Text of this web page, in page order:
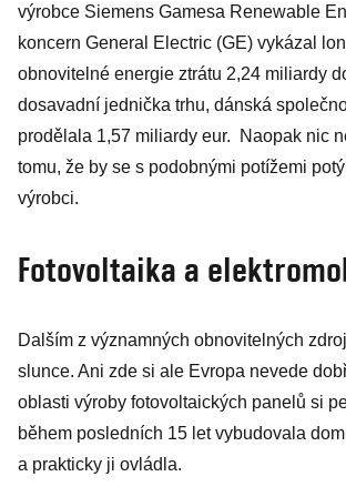
výrobce Siemens Gamesa Renewable
koncern General Electric (GE) vykázal
obnovitelné energie ztrátu 2,24 miliardy
dosavadní jednička trhu, dánská
prodělala 1,57 miliardy eur. Naopak nic
tomu, že by se s podobnými potížemi
výrobci.
Fotovoltaika a
Dalším z významných obnovitelných
slunce. Ani zde si ale Evropa nevede
oblasti výroby fotovoltaických panelů si
během posledních 15 let vybudovala
a prakticky ji ovládla.